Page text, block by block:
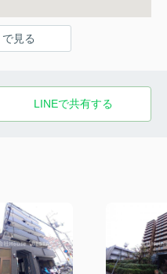
見る
LINEで共有する